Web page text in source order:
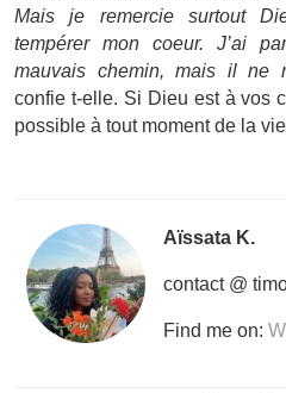
Mais je remercie surtout
tempérer mon coeur. J’ai
mauvais chemin, mais il ne
confie t-elle. Si Dieu est à vos
possible à tout moment de la
Aïssata K.
contact @
Find me on: